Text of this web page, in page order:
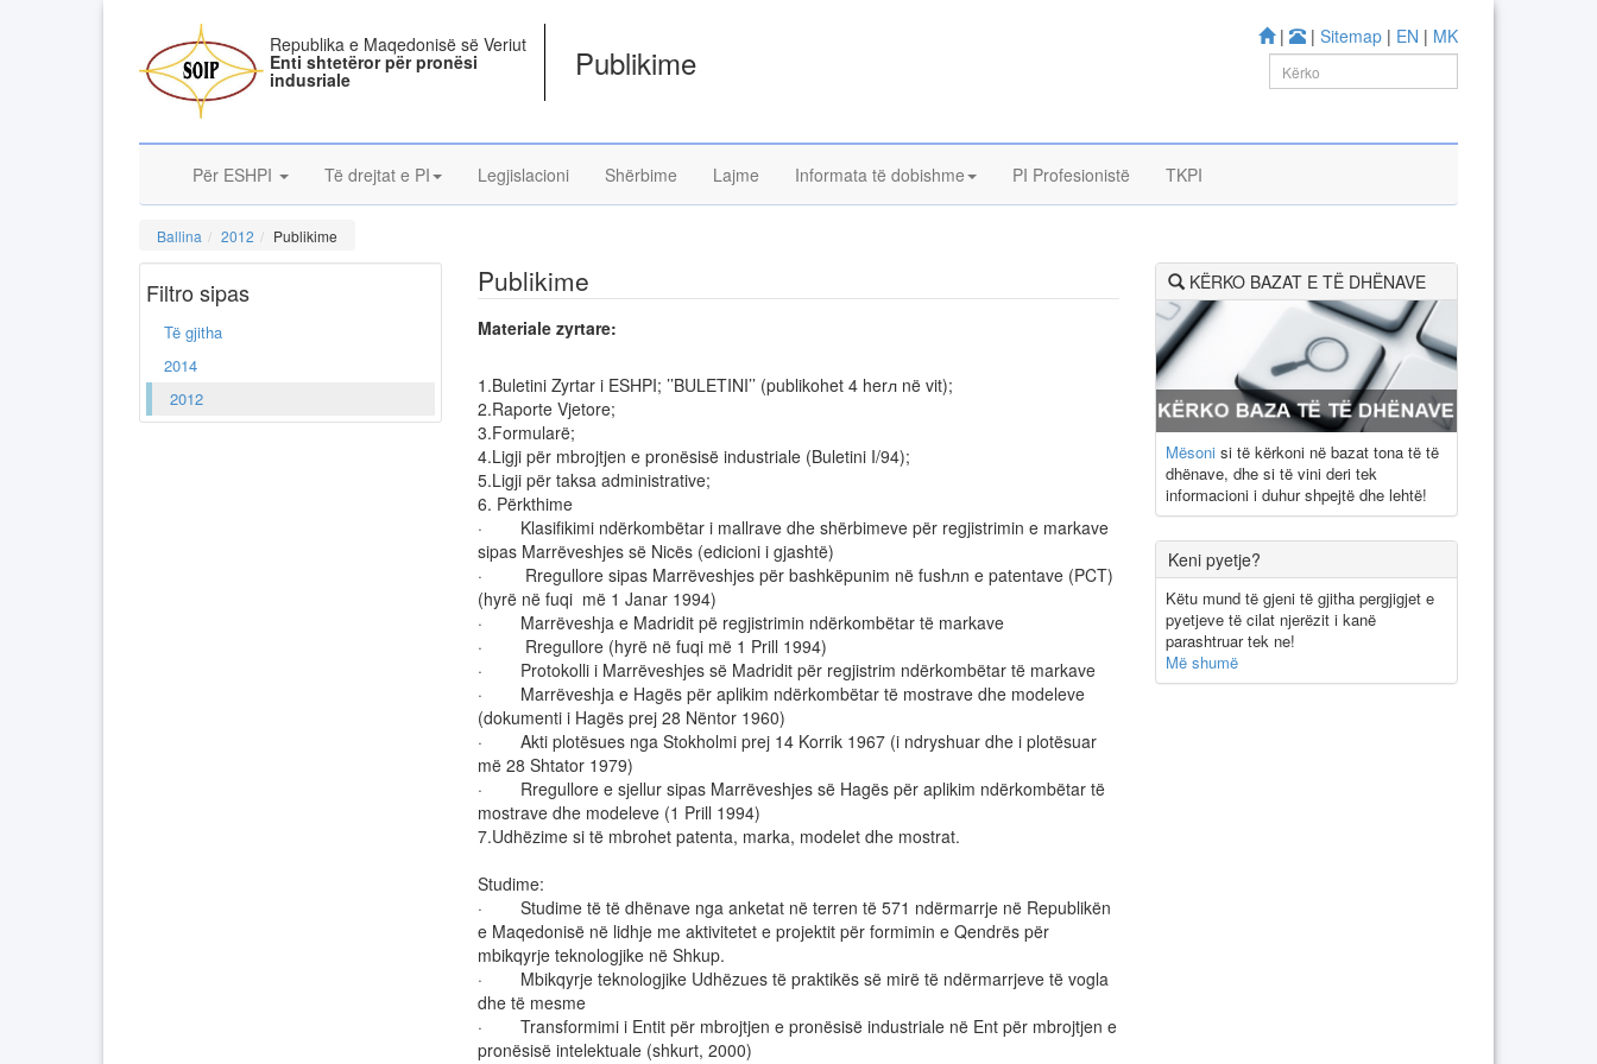
| | Sitemap | EN | MK
Republika e Maqedonisë së Veriut
Enti shtetëror për pronësi
indusriale Publikime
Për ESHPI Të drejtat e PI Legjislacioni Shërbime Lajme Informata të dobishme PI Profesionistë TKPI
Ballina 2012 Publikime
Filtro sipas
Të gjitha
2014
2012
Publikime
Materiale zyrtare:
1.Buletini Zyrtar i ESHPI; ’’BULETINI’’ (publikohet 4 herл në vit);
2.Raporte Vjetore;
3.Formularë;
4.Ligji për mbrojtjen e pronësisë industriale (Buletini I/94);
5.Ligji për taksa administrative;
6. Përkthime
· Klasifikimi ndërkombëtar i mallrave dhe shërbimeve për regjistrimin e markave
sipas Marrëveshjes së Nicës (edicioni i gjashtë)
· Rregullore sipas Marrëveshjes për bashkëpunim në fushлn e patentave (PCT)
(hyrë në fuqi më 1 Janar 1994)
· Marrëveshja e Madridit pë regjistrimin ndërkombëtar të markave
· Rregullore (hyrë në fuqi më 1 Prill 1994)
· Protokolli i Marrëveshjes së Madridit për regjistrim ndërkombëtar të markave
· Marrëveshja e Hagës për aplikim ndërkombëtar të mostrave dhe modeleve
(dokumenti i Hagës prej 28 Nëntor 1960)
· Akti plotësues nga Stokholmi prej 14 Korrik 1967 (i ndryshuar dhe i plotësuar
më 28 Shtator 1979)
· Rregullore e sjellur sipas Marrëveshjes së Hagës për aplikim ndërkombëtar të
mostrave dhe modeleve (1 Prill 1994)
7.Udhëzime si të mbrohet patenta, marka, modelet dhe mostrat.
Studime:
· Studime të të dhënave nga anketat në terren të 571 ndërmarrje në Republikën
e Maqedonisë në lidhje me aktivitetet e projektit për formimin e Qendrës për
mbikqyrje teknologjike në Shkup.
· Mbikqyrje teknologjike Udhëzues të praktikës së mirë të ndërmarrjeve të vogla
dhe të mesme
· Transformimi i Entit për mbrojtjen e pronësisë industriale në Ent për mbrojtjen e
pronësisë intelektuale (shkurt, 2000)
KËRKO BAZAT E TË DHËNAVE
Mësoni si të kërkoni në bazat tona të të
dhënave, dhe si të vini deri tek
informacioni i duhur shpejtë dhe lehtë!
Keni pyetje?
Këtu mund të gjeni të gjitha pergjigjet e
pyetjeve të cilat njerëzit i kanë
parashtruar tek ne!
Më shumë